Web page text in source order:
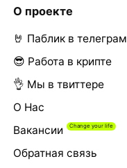
О проекте
🤘 Паблик в телеграм
😎 Работа в крипте
👌 Мы в твиттере
О Нас
Вакансии
Обратная связь